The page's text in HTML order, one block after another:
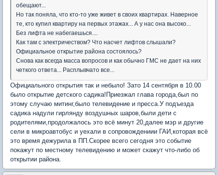
обещают...
Но так поняла, что кто-то уже живет в своих квартирах. Наверное
те, кто купил квартиру на первых этажах... А у нас она высоко...
Без лифта не набегаешься....
Как там с электричеством? Что насчет лифтов слышали?
Официальное открытие района состоялось?
Снова как всегда масса вопросов и как обычно ГМС не дает на них
четкого ответа... Расплывчато все...
Официального открытия так и небыло! Зато 14 сентября в 10.00
было открытие детского садика!Приезжал глава города,был по
этому случаю митинг,было телевидение и пресса.У подъезда
садика надули гирлянду воздушных шаров,были дети с
родителями,продолжалось это всё минут 20,далее мэр и другие
сели в микроавтобус и уехали в сопровождениии ГАИ,которая всё
это время дежурила в ПП.Скорее всего сегодня это событие
покажут по местному телевидению и может скажут что-либо об
открытии района.